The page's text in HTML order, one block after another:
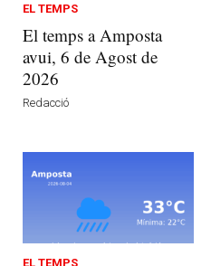
EL TEMPS
El temps a Amposta
avui, 6 de Agost de
2026
Redacció
EL TEMPS